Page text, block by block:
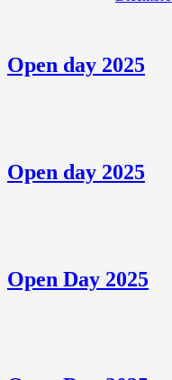
Open day 2025
Open day 2025
Open Day 2025